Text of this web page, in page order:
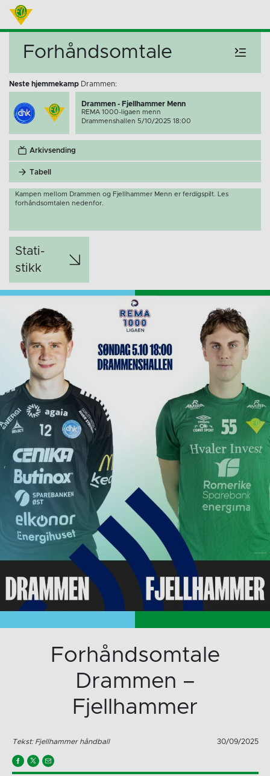
Forhåndsomtale
Neste hjemmekamp Drammen:
Drammen - Fjellhammer Menn
REMA 1000-ligaen menn
Drammenshallen 5/10/2025 18:00
Arkivsending
Tabell
Kampen mellom Drammen og Fjellhammer Menn er ferdigspilt. Les
forhåndsomtalen nedenfor.
Stati­
stikk
Forhåndsomtale
Drammen –
Fjellhammer
Tekst: Fjellhammer håndball 30/09/2025